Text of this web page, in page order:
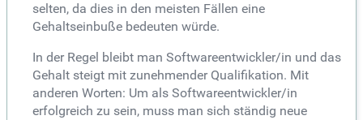
selten, da dies in den meisten Fällen eine
Gehaltseinbuße bedeuten würde.
In der Regel bleibt man Softwareentwickler/in und das
Gehalt steigt mit zunehmender Qualifikation. Mit
anderen Worten: Um als Softwareentwickler/in
erfolgreich zu sein, muss man sich ständig neue